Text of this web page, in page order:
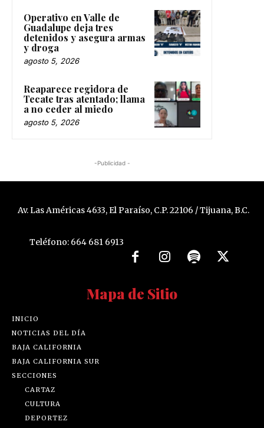
Operativo en Valle de
Guadalupe deja tres
detenidos y asegura armas
y droga
agosto 5, 2026
Reaparece regidora de
Tecate tras atentado; llama
a no ceder al miedo
agosto 5, 2026
-Publicidad -
Av. Las Américas 4633, El Paraíso, C.P. 22106 / Tijuana, B.C.
Teléfono: 664 681 6913
Mapa de Sitio
INICIO
NOTICIAS DEL DÍA
BAJA CALIFORNIA
BAJA CALIFORNIA SUR
SECCIONES
CARTAZ
CULTURA
DEPORTEZ